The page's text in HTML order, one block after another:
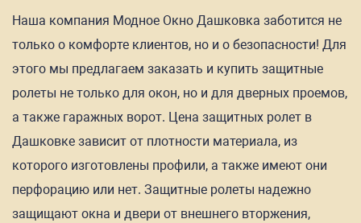
Наша компания Модное Окно Дашковка заботится не
только о комфорте клиентов, но и о безопасности! Для
этого мы предлагаем заказать и купить защитные
ролеты не только для окон, но и для дверных проемов,
а также гаражных ворот. Цена защитных ролет в
Дашковке зависит от плотности материала, из
которого изготовлены профили, а также имеют они
перфорацию или нет. Защитные ролеты надежно
защищают окна и двери от внешнего вторжения,